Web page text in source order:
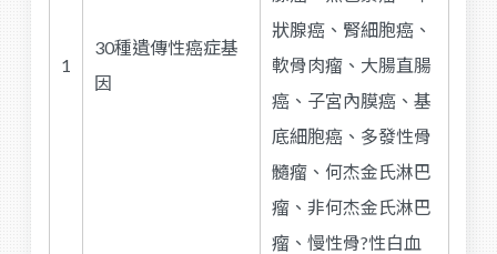
1
30種遺傳性癌症基
因
狀腺癌、腎細胞癌、
軟骨肉瘤、大腸直腸
癌、子宮內膜癌、基
底細胞癌、多發性骨
髓瘤、何杰金氏淋巴
瘤、非何杰金氏淋巴
瘤、慢性骨?性白血